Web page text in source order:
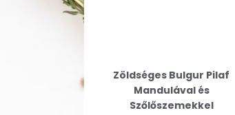
Zöldséges Bulgur Pilaf
Mandulával és
Szőlőszemekkel